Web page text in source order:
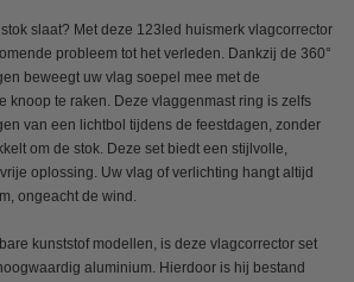
slaat? Met deze 123led huismerk vlagcorrector
probleem tot het verleden. Dankzij de 360°
beweegt uw vlag soepel mee met de
knoop te raken. Deze vlaggenmast ring is zelfs
van een lichtbol tijdens de feestdagen, zonder
om de stok. Deze set biedt een stijlvolle,
oplossing. Uw vlag of verlichting hangt altijd
ongeacht de wind.
kunststof modellen, is deze vlagcorrector set
aluminium. Hierdoor is hij bestand